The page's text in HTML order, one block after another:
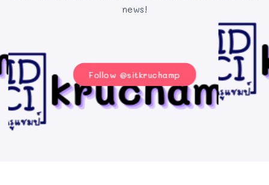
news!
Follow @sitkruchamp